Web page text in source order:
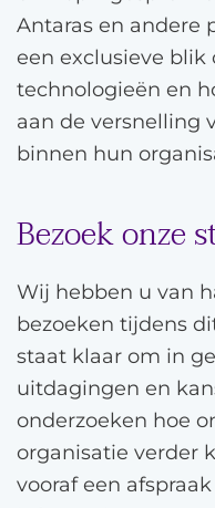
Antaras en andere
een exclusieve blik
technologieën en
aan de versnelling
binnen hun
Bezoek onze
Wij hebben u van
bezoeken tijdens
staat klaar om in
uitdagingen en
onderzoeken hoe
organisatie verder
vooraf een